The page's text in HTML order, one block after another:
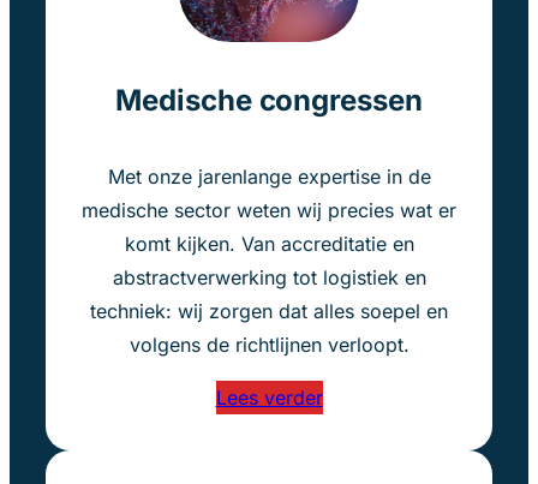
Medische congressen
Met onze jarenlange expertise in de
medische sector weten wij precies wat er
komt kijken. Van accreditatie en
abstractverwerking tot logistiek en
techniek: wij zorgen dat alles soepel en
volgens de richtlijnen verloopt.
Lees verder